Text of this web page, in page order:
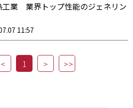
工業 業界トップ性能のジェネリン
11:57
1